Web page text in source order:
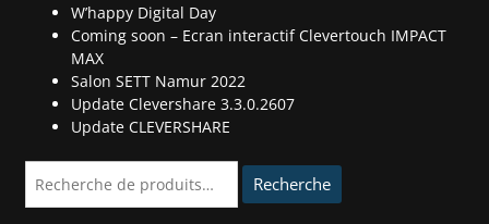
W’happy Digital Day
Coming soon – Ecran interactif Clevertouch IMPACT
MAX
Salon SETT Namur 2022
Update Clevershare 3.3.0.2607
Update CLEVERSHARE
pour :
Recherche